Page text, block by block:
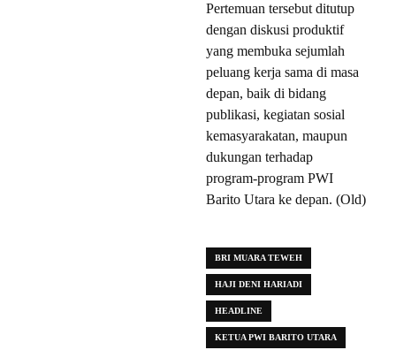
Pertemuan tersebut ditutup
dengan diskusi produktif
yang membuka sejumlah
peluang kerja sama di masa
depan, baik di bidang
publikasi, kegiatan sosial
kemasyarakatan, maupun
dukungan terhadap
program-program PWI
Barito Utara ke depan. (Old)
BRI MUARA TEWEH
HAJI DENI HARIADI
HEADLINE
KETUA PWI BARITO UTARA